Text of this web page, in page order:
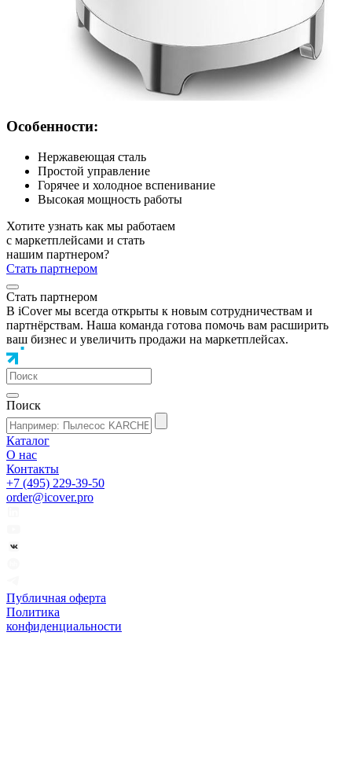
Особенности:
Нержавеющая сталь
Простой управление
Горячее и холодное вспенивание
Высокая мощность работы
Хотите узнать как мы работаем
с маркетплейсами и стать
нашим партнером?
Стать партнером
Стать партнером
В iCover мы всегда открыты к новым сотрудничествам и
партнёрствам. Наша команда готова помочь вам расширить
ваш бизнес и увеличить продажи на маркетплейсах.
Поиск
Каталог
О нас
Контакты
+7 (495) 229-39-50
order@icover.pro
Публичная оферта
Политика
конфиденциальности